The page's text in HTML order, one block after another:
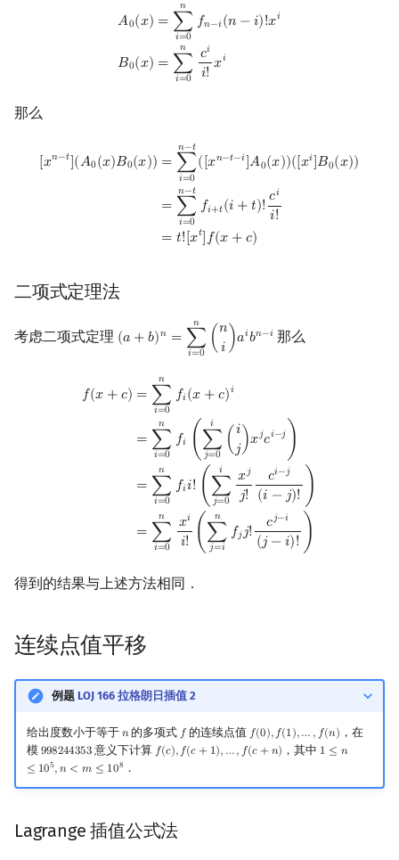
Powerful Number 筛
Min_25 筛
Meissel–Lehmer 算法
Prüfer 序列
矩阵树定理
支配树
𝐴0(𝑥) =
𝑛
∑
𝑖=0
𝑓𝑛−𝑖(𝑛 −𝑖)!𝑥𝑖
𝐵0(𝑥) =
𝑛
∑
𝑖=0
𝑐𝑖
𝑖! 𝑥𝑖
i 0 f (n− ! 0 ∑ i 0
那么
[𝑥𝑛−𝑡](𝐴0(𝑥)𝐵0(𝑥)) =
𝑛−𝑡
∑
𝑖=0
([𝑥𝑛−𝑡−𝑖]𝐴0(𝑥))([𝑥𝑖]𝐵0(𝑥))
=
𝑛−𝑡
∑
𝑖=0
𝑓𝑖+𝑡(𝑖 +𝑡)! 𝑐𝑖
𝑖!
= 𝑡![𝑥𝑡]𝑓(𝑥 +𝑐)
0 t([xn 0 (
二项式定理法
考虑二项式定理 (𝑎 +𝑏)𝑛 =
𝑛
∑
𝑖=0
( 𝑛
𝑖 )𝑎𝑖𝑏𝑛−𝑖
(a +b )n=∑i= 0n (ni a ibn−i 那么
𝑓(𝑥 +𝑐) =
𝑛
∑
𝑖=0
𝑓𝑖(𝑥 +𝑐)𝑖
=
𝑛
∑
𝑖=0
𝑓𝑖 (
𝑖
∑
𝑗=0
( 𝑖
𝑗)𝑥𝑗𝑐𝑖−𝑗 )
=
𝑛
∑
𝑖=0
𝑓𝑖𝑖! (
𝑖
∑
𝑗=0
𝑥𝑗
𝑗!
𝑐𝑖−𝑗
(𝑖 −𝑗)! )
=
𝑛
∑
𝑖=0
𝑥𝑖
𝑖! (
𝑛
∑
𝑗=𝑖
𝑓𝑗𝑗! 𝑐𝑗−𝑖
(𝑗 −𝑖)! )
n f i =0n ( ∑ j )
得到的结果与上述方法相同．
连续点值平移
例题 LOJ 166 拉格朗日插值 2
给出度数小于等于 𝑛
n的多项式 𝑓
f 的连续点值 𝑓(0),𝑓(1),… ,𝑓(𝑛)
f(0),f(1),…,f(n )
，在
模 998244353
998244353 意义下计算 𝑓(𝑐),𝑓(𝑐 + 1), …,𝑓(𝑐 + 𝑛)
f(c),f(c+1) ,… ,f(c +n ) ，其中 1 ≤ 𝑛
≤ 105,𝑛 < 𝑚 ≤ 108
1 ≤n ≤10
．
Lagrange 插值公式法